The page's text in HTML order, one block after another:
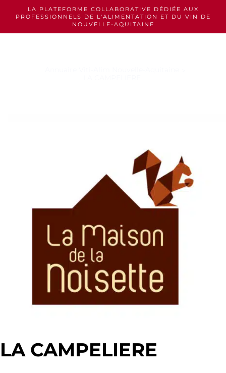
content
LA PLATEFORME COLLABORATIVE DÉDIÉE AUX
PROFESSIONNELS DE L'ALIMENTATION ET DU VIN DE
NOUVELLE-AQUITAINE
LA CAMPELIERE